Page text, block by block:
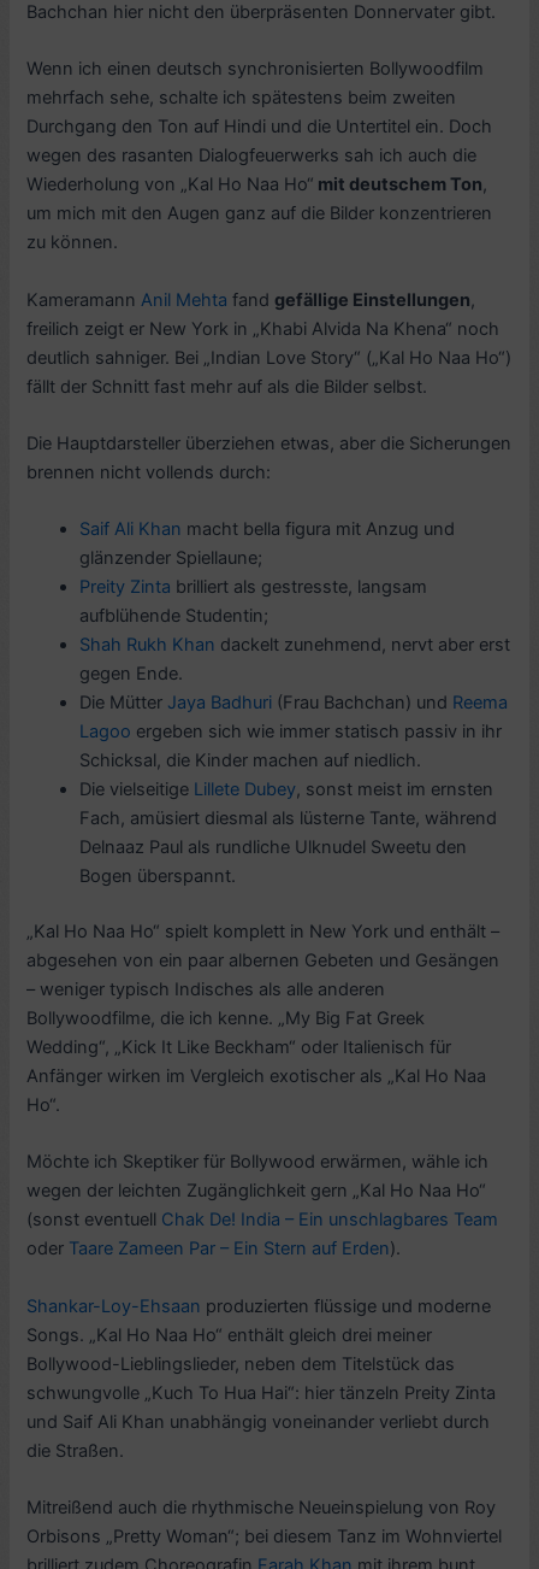
Bachchan hier nicht den überpräsenten Donnervater gibt.
Wenn ich einen deutsch synchronisierten Bollywoodfilm
mehrfach sehe, schalte ich spätestens beim zweiten
Durchgang den Ton auf Hindi und die Untertitel ein. Doch
wegen des rasanten Dialogfeuerwerks sah ich auch die
Wiederholung von „Kal Ho Naa Ho“ mit deutschem Ton,
um mich mit den Augen ganz auf die Bilder konzentrieren
zu können.
Kameramann Anil Mehta fand gefällige Einstellungen,
freilich zeigt er New York in „Khabi Alvida Na Khena“ noch
deutlich sahniger. Bei „Indian Love Story“ („Kal Ho Naa Ho“)
fällt der Schnitt fast mehr auf als die Bilder selbst.
Die Hauptdarsteller überziehen etwas, aber die Sicherungen
brennen nicht vollends durch:
Saif Ali Khan macht bella figura mit Anzug und
glänzender Spiellaune;
Preity Zinta brilliert als gestresste, langsam
aufblühende Studentin;
Shah Rukh Khan dackelt zunehmend, nervt aber erst
gegen Ende.
Die Mütter Jaya Badhuri (Frau Bachchan) und Reema
Lagoo ergeben sich wie immer statisch passiv in ihr
Schicksal, die Kinder machen auf niedlich.
Die vielseitige Lillete Dubey, sonst meist im ernsten
Fach, amüsiert diesmal als lüsterne Tante, während
Delnaaz Paul als rundliche Ulknudel Sweetu den
Bogen überspannt.
„Kal Ho Naa Ho“ spielt komplett in New York und enthält –
abgesehen von ein paar albernen Gebeten und Gesängen
– weniger typisch Indisches als alle anderen
Bollywoodfilme, die ich kenne. „My Big Fat Greek
Wedding“, „Kick It Like Beckham“ oder Italienisch für
Anfänger wirken im Vergleich exotischer als „Kal Ho Naa
Ho“.
Möchte ich Skeptiker für Bollywood erwärmen, wähle ich
wegen der leichten Zugänglichkeit gern „Kal Ho Naa Ho“
(sonst eventuell Chak De! India – Ein unschlagbares Team
oder Taare Zameen Par – Ein Stern auf Erden).
Shankar-Loy-Ehsaan produzierten flüssige und moderne
Songs. „Kal Ho Naa Ho“ enthält gleich drei meiner
Bollywood-Lieblingslieder, neben dem Titelstück das
schwungvolle „Kuch To Hua Hai“: hier tänzeln Preity Zinta
und Saif Ali Khan unabhängig voneinander verliebt durch
die Straßen.
Mitreißend auch die rhythmische Neueinspielung von Roy
Orbisons „Pretty Woman“; bei diesem Tanz im Wohnviertel